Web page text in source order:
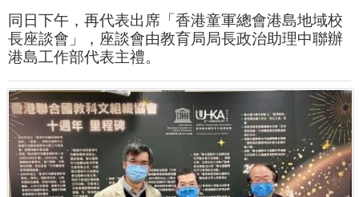
同日下午，再代表出席「香港童軍總會港島地域校
長座談會」，座談會由教育局局長政治助理中聯辦
港島工作部代表主禮。